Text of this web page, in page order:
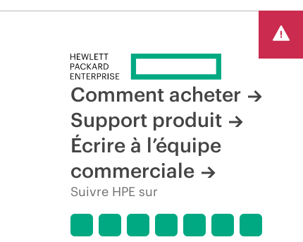
Comment acheter
Support produit
Écrire à l’équipe
commerciale
Suivre HPE sur